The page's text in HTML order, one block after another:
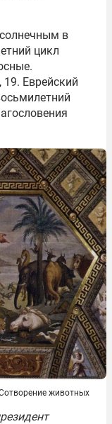
в
цикл
19. Еврейский
животных